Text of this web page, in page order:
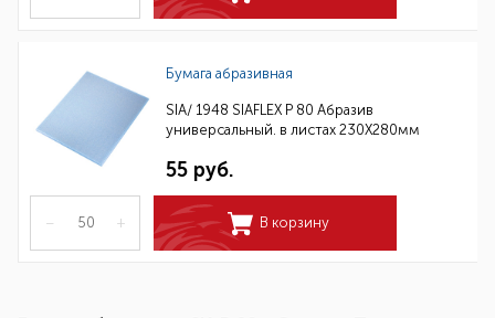
Бумага абразивная
SIA/ 1948 SIAFLEX Р 80 Абразив
универсальный. в листах 230Х280мм
55 руб.
– + В корзину